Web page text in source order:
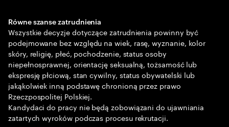
Równe szanse zatrudnienia
Wszystkie decyzje dotyczące zatrudnienia powinny być
podejmowane bez względu na wiek, rasę, wyznanie, kolor
skóry, religię, płeć, pochodzenie, status osoby
niepełnosprawnej, orientację seksualną, tożsamość lub
ekspresję płciową, stan cywilny, status obywatelski lub
jakąkolwiek inną podstawę chronioną przez prawo
Rzeczpospolitej Polskiej.
Kandydaci do pracy nie będą zobowiązani do ujawniania
zatartych wyroków podczas procesu rekrutacji.